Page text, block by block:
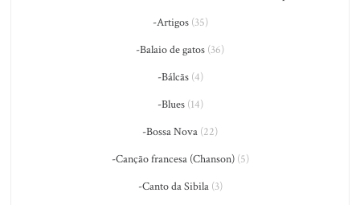
-Artigos(35)
-Balaio de gatos (36)
-Bálcãs(4)
-Blues(14)
-Bossa Nova (22)
-Canção francesa (Chanson)(5)
-Canto da Sibila(3)